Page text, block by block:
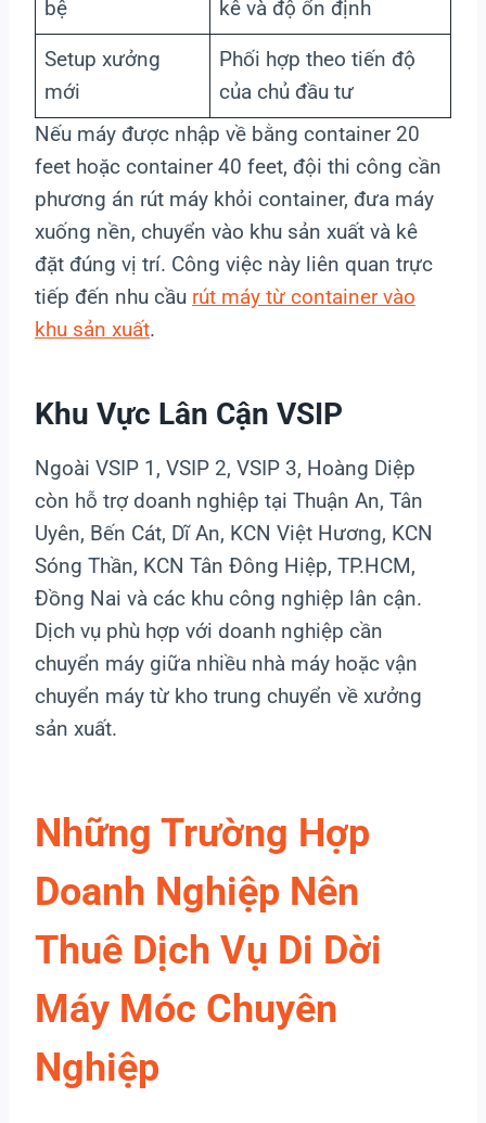
bệ
kê và độ ổn định
Setup xưởng
mới
Phối hợp theo tiến độ
của chủ đầu tư
Nếu máy được nhập về bằng container 20
feet hoặc container 40 feet, đội thi công cần
phương án rút máy khỏi container, đưa máy
xuống nền, chuyển vào khu sản xuất và kê
đặt đúng vị trí. Công việc này liên quan trực
tiếp đến nhu cầu rút máy từ container vào
khu sản xuất.
Khu Vực Lân Cận VSIP
Ngoài VSIP 1, VSIP 2, VSIP 3, Hoàng Diệp
còn hỗ trợ doanh nghiệp tại Thuận An, Tân
Uyên, Bến Cát, Dĩ An, KCN Việt Hương, KCN
Sóng Thần, KCN Tân Đông Hiệp, TP.HCM,
Đồng Nai và các khu công nghiệp lân cận.
Dịch vụ phù hợp với doanh nghiệp cần
chuyển máy giữa nhiều nhà máy hoặc vận
chuyển máy từ kho trung chuyển về xưởng
sản xuất.
Những Trường Hợp
Doanh Nghiệp Nên
Thuê Dịch Vụ Di Dời
Máy Móc Chuyên
Nghiệp